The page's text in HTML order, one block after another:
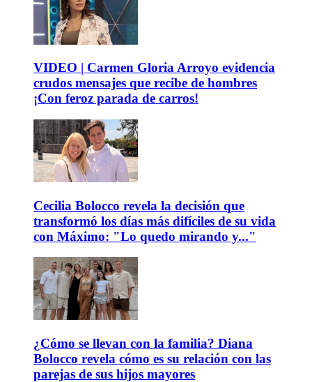
VIDEO | Carmen Gloria Arroyo evidencia
crudos mensajes que recibe de hombres
¡Con feroz parada de carros!
Cecilia Bolocco revela la decisión que
transformó los días más difíciles de su vida
con Máximo: "Lo quedo mirando y..."
¿Cómo se llevan con la familia? Diana
Bolocco revela cómo es su relación con las
parejas de sus hijos mayores